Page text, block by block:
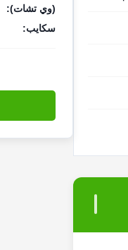
(وي تشات):
سكايب: